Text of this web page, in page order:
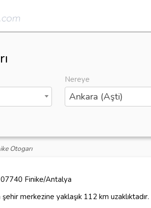
Nereye
Ankara (Aşti)
Otogarı
Finike/Antalya
merkezine yaklaşık 112 km uzaklıktadır.